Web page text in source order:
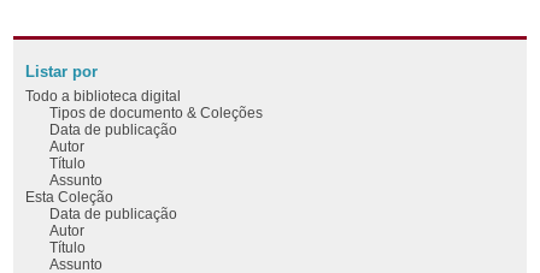
Listar por
Todo a biblioteca digital
Tipos de documento & Coleções
Data de publicação
Autor
Título
Assunto
Esta Coleção
Data de publicação
Autor
Título
Assunto